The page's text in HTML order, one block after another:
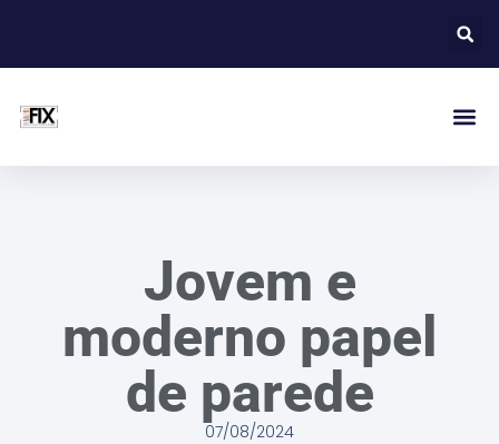
Jovem e
moderno papel
de parede
07/08/2024